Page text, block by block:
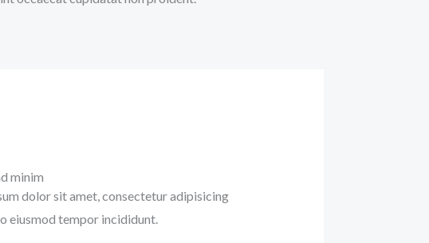
minim
dolor sit amet, consectetur adipisicing
eiusmod tempor incididunt.